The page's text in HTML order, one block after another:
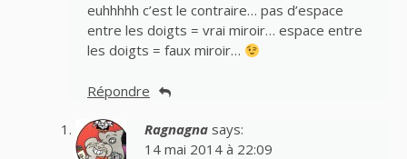
euhhhhh c’est le contraire… pas d’espace
entre les doigts = vrai miroir… espace entre
les doigts = faux miroir…
Répondre
Ragnagna says:
14 mai 2014 à 22:09